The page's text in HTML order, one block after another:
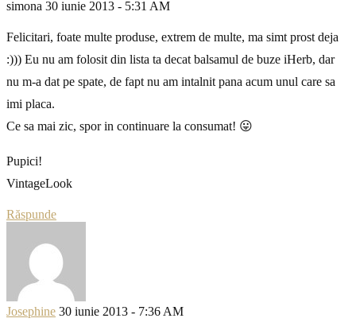
simona 30 iunie 2013 - 5:31 AM
Felicitari, foate multe produse, extrem de multe, ma simt prost deja
:))) Eu nu am folosit din lista ta decat balsamul de buze iHerb, dar
nu m-a dat pe spate, de fapt nu am intalnit pana acum unul care sa
imi placa.
Ce sa mai zic, spor in continuare la consumat! 😛
Pupici!
VintageLook
Răspunde
Josephine 30 iunie 2013 - 7:36 AM